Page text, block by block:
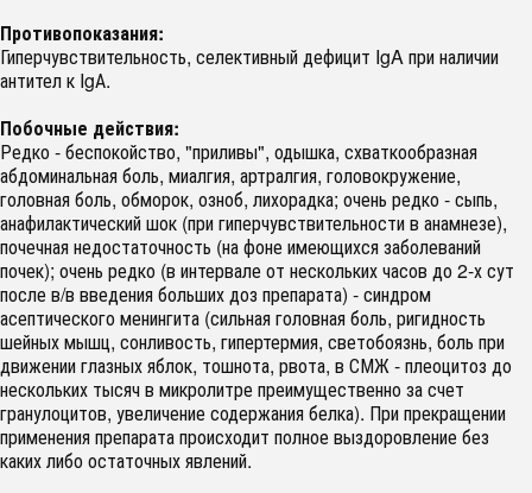
Противопоказания:
Гиперчувствительность, селективный дефицит IgA при наличии
антител к IgА.
Побочные действия:
Редко - беспокойство, "приливы", одышка, схваткообразная
абдоминальная боль, миалгия, артралгия, головокружение,
головная боль, обморок, озноб, лихорадка; очень редко - сыпь,
анафилактический шок (при гиперчувствительности в анамнезе),
почечная недостаточность (на фоне имеющихся заболеваний
почек); очень редко (в интервале от нескольких часов до 2-х сут
после в/в введения больших доз препарата) - синдром
асептического менингита (сильная головная боль, ригидность
шейных мышц, сонливость, гипертермия, светобоязнь, боль при
движении глазных яблок, тошнота, рвота, в СМЖ - плеоцитоз до
нескольких тысяч в микролитре преимущественно за счет
гранулоцитов, увеличение содержания белка). При прекращении
применения препарата происходит полное выздоровление без
каких либо остаточных явлений.